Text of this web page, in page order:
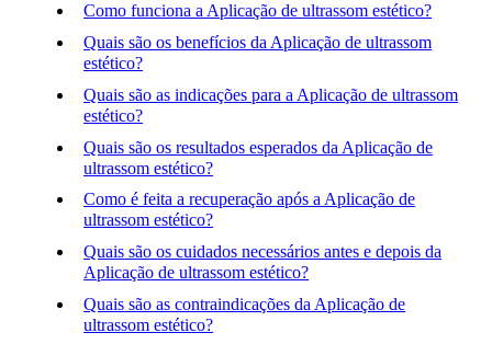
(46) 3262-2727
atendimento@drademirpelizzarijr.com.br
Whatsapp
Como funciona a Aplicação de ultrassom estético?
Quais são os benefícios da Aplicação de ultrassom
estético?
Quais são as indicações para a Aplicação de ultrassom
estético?
Quais são os resultados esperados da Aplicação de
ultrassom estético?
Como é feita a recuperação após a Aplicação de
ultrassom estético?
Quais são os cuidados necessários antes e depois da
Aplicação de ultrassom estético?
Quais são as contraindicações da Aplicação de
ultrassom estético?